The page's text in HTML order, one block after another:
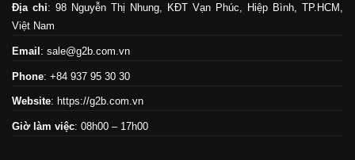
Địa chỉ: 98 Nguyễn Thị Nhung, KĐT Vạn Phúc, Hiệp Bình, TP.HCM,
Việt Nam
Email : sale@g2b.com.vn
Phone: +84 937 95 30 30
Website: https://g2b.com.vn
Giờ làm việc: 08h00 – 17h00